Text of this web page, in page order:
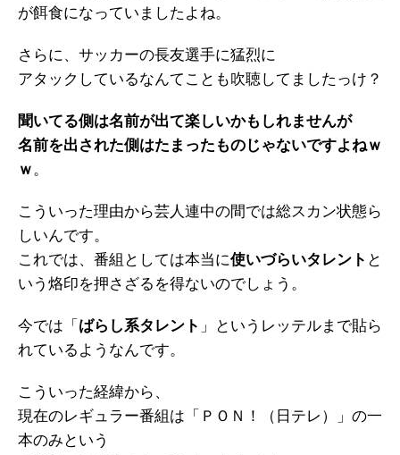
が餌食になっていましたよね。
さらに、サッカーの長友選手に猛烈に
アタックしているなんてことも吹聴してましたっけ？
聞いてる側は名前が出て楽しいかもしれませんが
名前を出された側はたまったものじゃないですよねｗ
ｗ。
こういった理由から芸人連中の間では総スカン状態ら
しいんです。
これでは、番組としては本当に使いづらいタレント と
いう烙印を押さざるを得ないのでしょう。
今では「 ばらし系タレント 」というレッテルまで貼ら
れているようなんです。
こういった経緯から、
現在のレギュラー番組は「ＰＯＮ！（日テレ）」の一
本のみという